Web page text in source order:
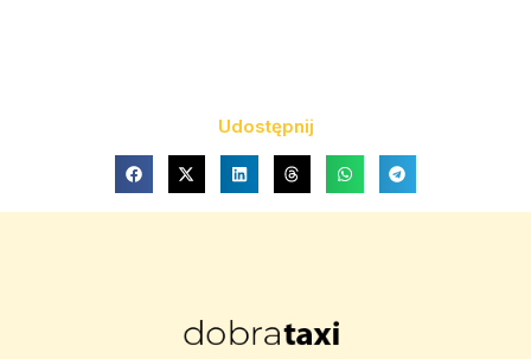
Udostępnij